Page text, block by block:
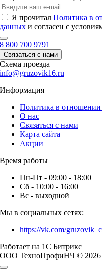
Я прочитал Политика в
данных и согласен с
8 800 700 9791
Связаться с нами
Схема проезда
info@gruzovik16.ru
Информация
Политика в
О нас
Связаться с нами
Карта сайта
Акции
Время работы
Пн-Пт - 09:00 - 18:00
Сб - 10:00 - 16:00
Вс - выходной
Мы в социальных сетях:
https://vk.com/
Работает на 1С Битрикс
ООО ТехноПрофиНЧ © 2026